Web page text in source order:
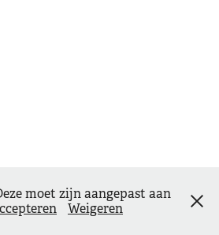
moet zijn aangepast aan
Weigeren